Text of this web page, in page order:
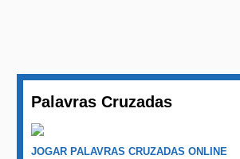
Palavras Cruzadas
JOGAR PALAVRAS CRUZADAS ONLINE